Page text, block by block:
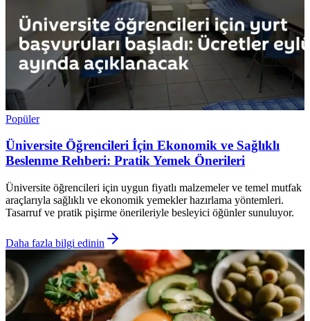
Popüler
Üniversite Öğrencileri İçin Ekonomik ve Sağlıklı
Beslenme Rehberi: Pratik Yemek Önerileri
Üniversite öğrencileri için uygun fiyatlı malzemeler ve temel mutfak
araçlarıyla sağlıklı ve ekonomik yemekler hazırlama yöntemleri.
Tasarruf ve pratik pişirme önerileriyle besleyici öğünler sunuluyor.
Daha fazla bilgi edinin